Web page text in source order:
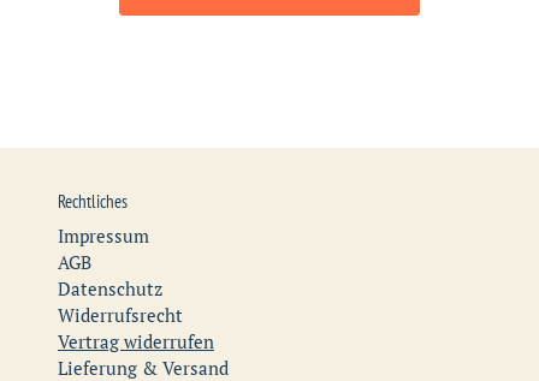
Rechtliches
Impressum
AGB
Datenschutz
Widerrufsrecht
Vertrag widerrufen
Lieferung & Versand